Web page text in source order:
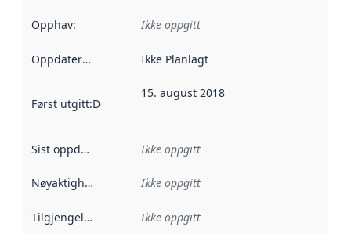
Opphav: Ikke oppgitt
Oppdateringsfrekvens :
Ikke Planlagt
Først utgitt:Denne datoen sier når dataene i dette
15. august 2018
Sist oppdatert Ikke oppgitt
Nøyaktighet Ikke oppgitt
Tilgjengelighet Ikke oppgitt